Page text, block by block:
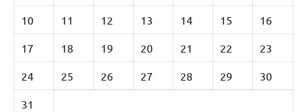
10 11 12 13 14 15 16
17 18 19 20 21 22 23
24 25 26 27 28 29 30
31